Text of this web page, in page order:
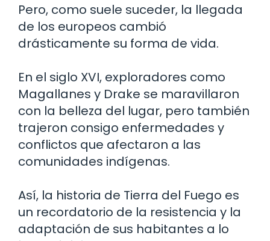
Pero, como suele suceder, la llegada
de los europeos cambió
drásticamente su forma de vida.
En el siglo XVI, exploradores como
Magallanes y Drake se maravillaron
con la belleza del lugar, pero también
trajeron consigo enfermedades y
conflictos que afectaron a las
comunidades indígenas.
Así, la historia de Tierra del Fuego es
un recordatorio de la resistencia y la
adaptación de sus habitantes a lo